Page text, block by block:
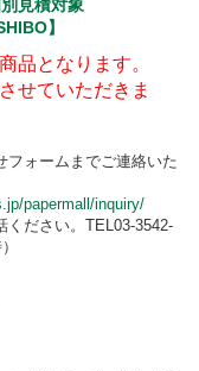
見積対象
】
品となります。
せていただきま
フォームまでご連絡いた
papermall/inquiry/
ください。TEL03-3542-